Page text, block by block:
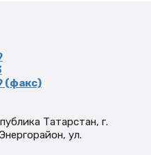
(факс)
Татарстан, г.
ул.